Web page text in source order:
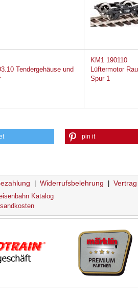
Tendergehäuse und
KM1 190110
Lüftermotor
Spur 1
pin it
Widerrufsbelehrung
Katalog